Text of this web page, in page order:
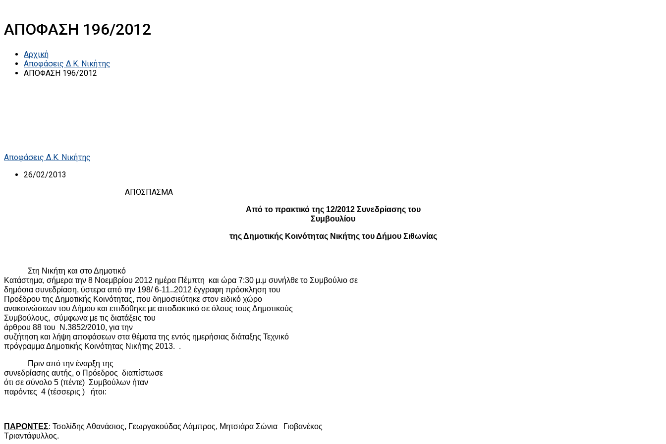
ΑΠΟΦΑΣΗ 196/2012
Αρχική
Αποφάσεις Δ.Κ. Νικήτης
ΑΠΟΦΑΣΗ 196/2012
Αποφάσεις Δ.Κ. Νικήτης
26/02/2013
ΑΠΟΣΠΑΣΜΑ
Από το πρακτικό της 12/2012 Συνεδρίασης του
Συμβουλίου
της Δημοτικής Κοινότητας Νικήτης του Δήμου Σιθωνίας
Στη Νικήτη και στο Δημοτικό
Κατάστημα, σήμερα την 8 Νοεμβρίου 2012 ημέρα Πέμπτη και ώρα 7:30 μ.μ συνήλθε το Συμβούλιο σε
δημόσια συνεδρίαση, ύστερα από την 198/ 6-11..2012 έγγραφη πρόσκληση του
Προέδρου της Δημοτικής Κοινότητας, που δημοσιεύτηκε στον ειδικό χώρο
ανακοινώσεων του Δήμου και επιδόθηκε με αποδεικτικό σε όλους τους Δημοτικούς
Συμβούλους, σύμφωνα με τις διατάξεις του
άρθρου 88 του
Ν.3852/2010, για την
συζήτηση και λήψη αποφάσεων στα θέματα της εντός ημερήσιας διάταξης Τεχνικό
πρόγραμμα Δημοτικής Κοινότητας Νικήτης 2013. .
Πριν από την έναρξη της
συνεδρίασης αυτής, ο Πρόεδρος διαπίστωσε
ότι σε σύνολο 5 (πέντε) Συμβούλων ήταν
παρόντες 4 (τέσσερις ) ήτοι:
ΠΑΡΟΝΤΕΣ: Τσολίδης Αθανάσιος, Γεωργακούδας Λάμπρος, Μητσιάρα Σώνια
Γιοβανέκος
Τριαντάφυλλος.